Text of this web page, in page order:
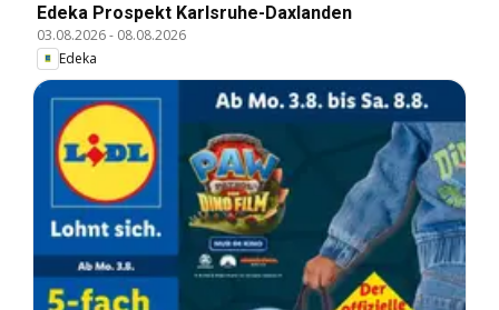
Edeka Prospekt Karlsruhe-Daxlanden
03.08.2026- 08.08.2026
Edeka